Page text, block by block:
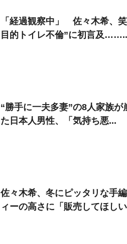
「経過観察中」 佐々木希、
目的トイレ不倫”に初言及
“勝手に一夫多妻”の8人家族
た日本人男性、「気持ち悪...
佐々木希、冬にピッタリな手
ィーの高さに「販売してほし